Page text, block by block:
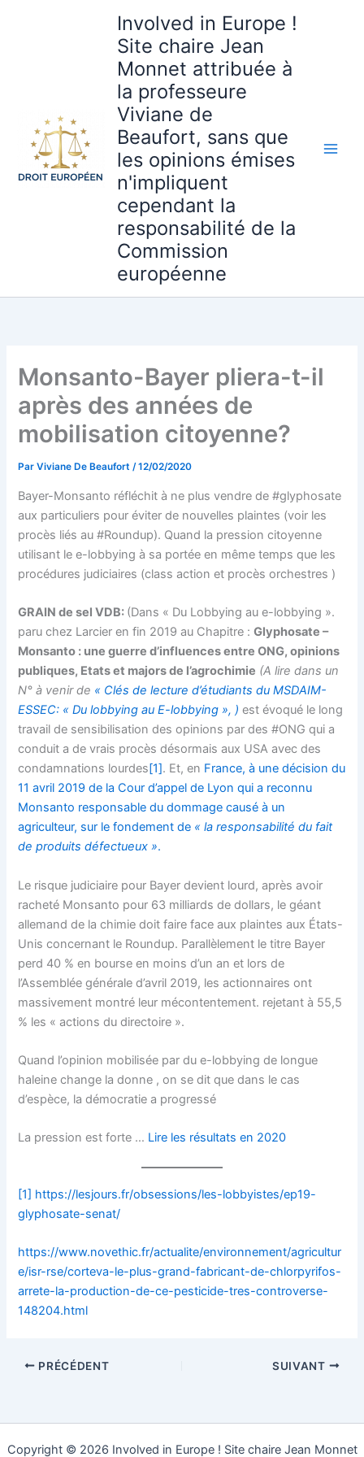
Involved in Europe !
Site chaire Jean
Monnet attribuée à
la professeure
Viviane de
Beaufort, sans que
les opinions émises
n'impliquent
cependant la
responsabilité de la
Commission
européenne
Monsanto-Bayer pliera-t-il
après des années de
mobilisation citoyenne?
ParViviane De Beaufort/12/02/2020
Bayer-Monsanto réfléchit à ne plus vendre de #glyphosate
aux particuliers pour éviter de nouvelles plaintes (voir les
procès liés au #Roundup). Quand la pression citoyenne
utilisant le e-lobbying à sa portée en même temps que les
procédures judiciaires (class action et procès orchestres )
GRAIN de sel VDB: (Dans « Du Lobbying au e-lobbying ».
paru chez Larcier en fin 2019 au Chapitre :Glyphosate –
Monsanto : une guerre d’influences entre ONG, opinions
publiques, Etats et majors de l’agrochimie (A lire dans un
N° à venir de « Clés de lecture d’étudiants du MSDAIM-
ESSEC: « Du lobbying au E-lobbying », ) est évoqué le long
travail de sensibilisation des opinions par des #ONG qui a
conduit a de vrais procès désormais aux USA avec des
condamnations lourdes[1]. Et, en France, à une décision du
11 avril 2019 de la Cour d’appel de Lyon qui a reconnu
Monsanto responsable du dommage causé à un
agriculteur, sur le fondement de « la responsabilité du fait
de produits défectueux ».
Le risque judiciaire pour Bayer devient lourd, après avoir
racheté Monsanto pour 63 milliards de dollars, le géant
allemand de la chimie doit faire face aux plaintes aux États-
Unis concernant le Roundup. Parallèlement le titre Bayer
perd 40 % en bourse en moins d’un an et lors de
l’Assemblée générale d’avril 2019, les actionnaires ont
massivement montré leur mécontentement. rejetant à 55,5
% les « actions du directoire ».
Quand l’opinion mobilisée par du e-lobbying de longue
haleine change la donne , on se dit que dans le cas
d’espèce, la démocratie a progressé
La pression est forte … Lire les résultats en 2020
[1] https://lesjours.fr/obsessions/les-lobbyistes/ep19-
glyphosate-senat/
https://www.novethic.fr/actualite/environnement/agricultur
e/isr-rse/corteva-le-plus-grand-fabricant-de-chlorpyrifos-
arrete-la-production-de-ce-pesticide-tres-controverse-
148204.html
PRÉCÉDENT SUIVANT
Copyright © 2026 Involved in Europe ! Site chaire Jean Monnet